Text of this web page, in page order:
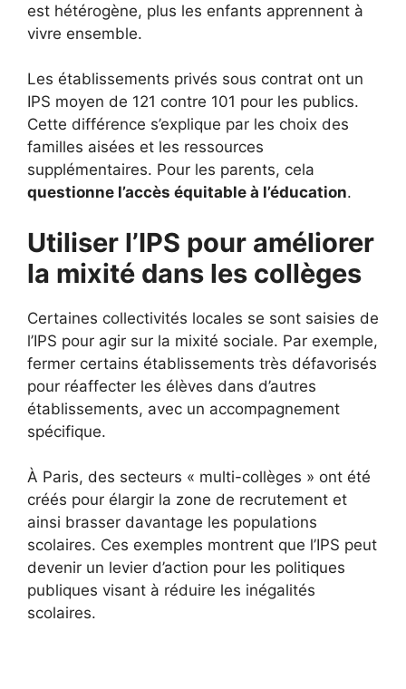
est hétérogène, plus les enfants apprennent à
vivre ensemble.
Les établissements privés sous contrat ont un
IPS moyen de 121 contre 101 pour les publics.
Cette différence s’explique par les choix des
familles aisées et les ressources
supplémentaires. Pour les parents, cela
questionne l’accès équitable à l’éducation.
Utiliser l’IPS pour améliorer
la mixité dans les collèges
Certaines collectivités locales se sont saisies de
l’IPS pour agir sur la mixité sociale. Par exemple,
fermer certains établissements très défavorisés
pour réaffecter les élèves dans d’autres
établissements, avec un accompagnement
spécifique.
À Paris, des secteurs « multi-collèges » ont été
créés pour élargir la zone de recrutement et
ainsi brasser davantage les populations
scolaires. Ces exemples montrent que l’IPS peut
devenir un levier d’action pour les politiques
publiques visant à réduire les inégalités
scolaires.